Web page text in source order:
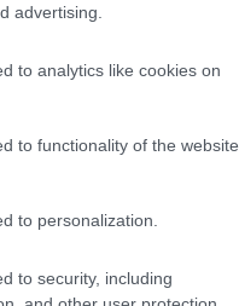
advertising.
to analytics like cookies on
to functionality of the website
to personalization.
to security, including
στη
πυροβόλησαν
εξετάζει το